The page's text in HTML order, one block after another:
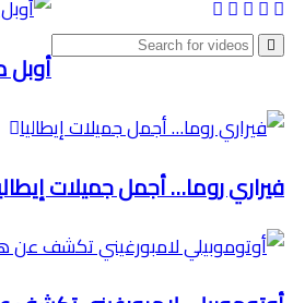
أوبل
فيراري روما… أجمل جميلات